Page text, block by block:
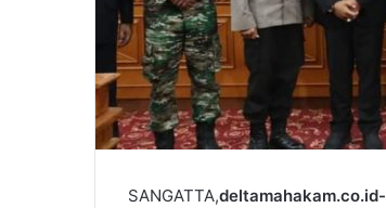
SANGATTA,deltamahakam.co.id-